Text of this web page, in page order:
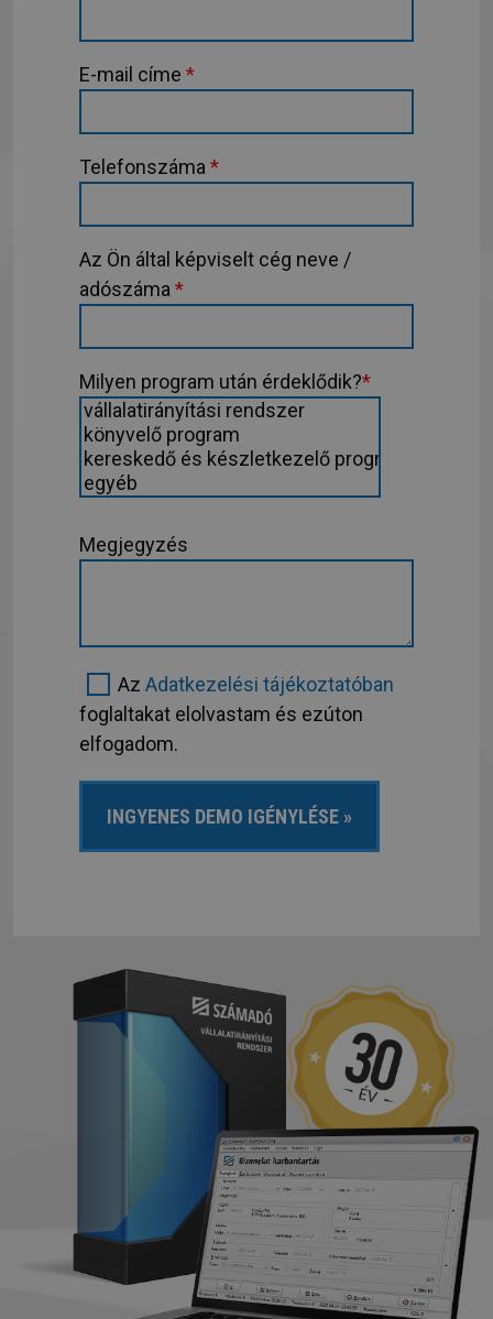
E-mail címe *
Telefonszáma *
Az Ön által képviselt cég neve /
adószáma *
Milyen program után érdeklődik?*
Megjegyzés
Az Adatkezelési tájékoztatóban
foglaltakat elolvastam és ezúton
elfogadom.